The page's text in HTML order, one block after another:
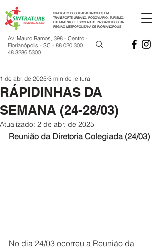
SINDICATO DOS TRABALHADORES EM
TRANSPORTE URBANO, RODOVIÁRIO, TURISMO,
FRETAMENTO E ESCOLAR DE PASSAGEIROS DA
REGIÃO METROPOLITANA DE FLORIANÓPOLIS
Av. Mauro Ramos, 398 - Centro -
Florianópolis - SC - 88.020.300
48 3286 5300
RÁPIDINHAS DA
SEMANA (24-28/03)
1 de abr. de 2025 3 min de leitura
Atualizado: 2 de abr. de 2025
Reunião da Diretoria Colegiada (24/03)
No dia 24/03 ocorreu a Reunião da